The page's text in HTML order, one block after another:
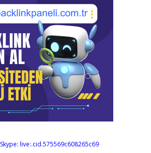
Skype: live:.cid.575569c608265c69